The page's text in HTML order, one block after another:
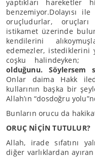
yaptıkları
benzemiyor.Dolayısı
oruçludurlar,
istikamet üzerinde
kendilerini
edemezler, istediklerini
coşku halindeyken;
olduğunu. Söylersem
Onlar daima Hakk
kullarının başka bir
Allah’ın “dosdoğru
Bunların orucu da
ORUÇ NİÇİN TUTULUR?
Allah, irade sıfatını
diğer varlıklardan